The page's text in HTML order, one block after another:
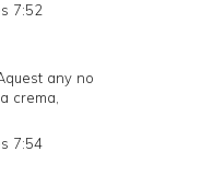
7:52
any no
crema,
7:54